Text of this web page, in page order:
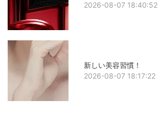
2026-08-07 18:40:52
新しい美容習慣！
2026-08-07 18:17:22